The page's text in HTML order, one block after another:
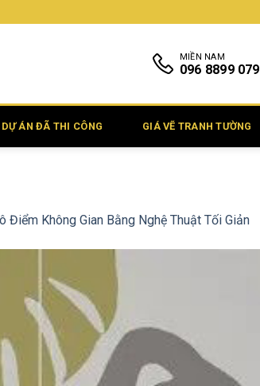
MIỀN NAM
096 8899 079
DỰ ÁN ĐÃ THI CÔNG GIÁ VẼ TRANH TƯỜNG
Điểm Không Gian Bằng Nghệ Thuật Tối Giản